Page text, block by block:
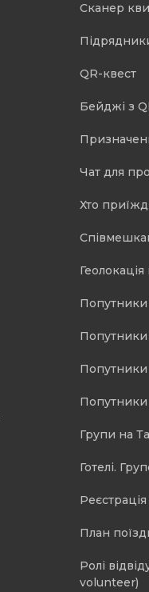
Cканер
QR-квест
Бейджі з
Чат для
Хто
Геолокація
Попутники
Попутники
Попутники
Попутники
Групи на
Готелі.
Реєстрація
План
Ролі
volunteer)